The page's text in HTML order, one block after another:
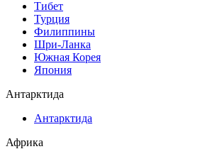
Тибет
Турция
Филиппины
Шри-Ланка
Южная Корея
Япония
Антарктида
Антарктида
Африка